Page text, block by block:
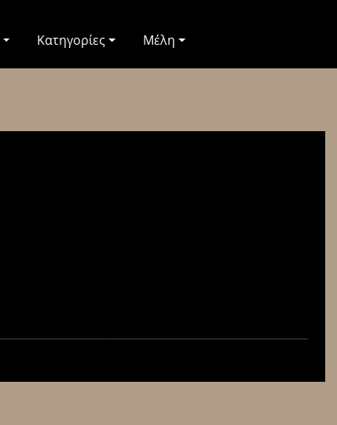
Κατηγορίες Μέλη